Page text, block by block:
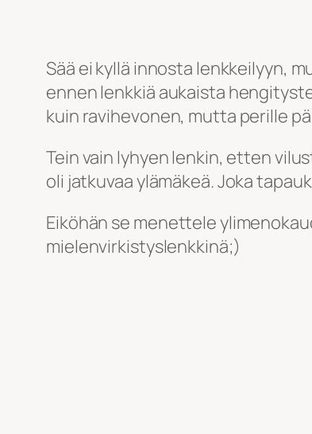
Sää ei kyllä innosta lenkkeilyyn,
ennen lenkkiä aukaista
kuin ravihevonen, mutta perille
Tein vain lyhyen lenkin, etten
oli jatkuvaa ylämäkeä. Joka
Eiköhän se menettele
mielenvirkistyslenkkinä;)